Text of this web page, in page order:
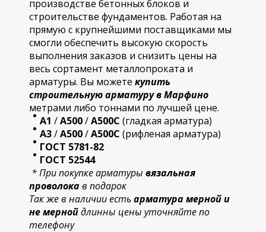
производстве бетонных блоков и
строительстве фундаментов. Работая на
прямую с крупнейшими поставщиками мы
смогли обеспечить высокую скорость
выполнения заказов и снизить цены на
весь сортамент металлопроката и
арматуры. Вы можете купить
строительнуюарматуру в Марфино
метрами либо тоннами по лучшей цене.
А1 /А500/А500С (гладкая арматура)
А3/А500/А500С (рифленая арматура)
ГОСТ 5781-82
ГОСТ 52544
* При покупке арматуры вязальная
проволокав подарок
Так же в наличии естьарматура мерной и
не мернойдлинны цены уточняйте по
телефону